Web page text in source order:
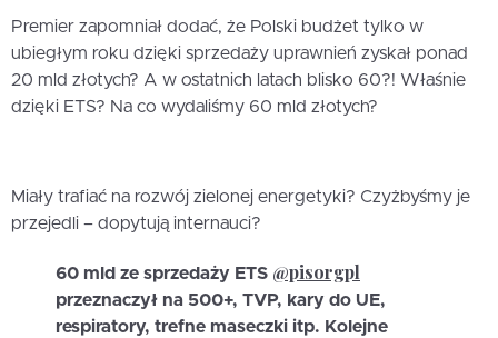
Premier zapomniał dodać, że Polski budżet tylko w
ubiegłym roku dzięki sprzedaży uprawnień zyskał ponad
20 mld złotych? A w ostatnich latach blisko 60?! Właśnie
dzięki ETS? Na co wydaliśmy 60 mld złotych?
Miały trafiać na rozwój zielonej energetyki? Czyżbyśmy je
przejedli – dopytują internauci?
60 mld ze sprzedaży ETS @pisorgpl
przeznaczył na 500+, TVP, kary do UE,
respiratory, trefne maseczki itp. Kolejne